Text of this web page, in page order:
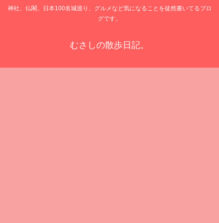
神社、仏閣、日本100名城巡り、グルメなど気になることを徒然書いてるブロ
グです。
むさしの散歩日記。